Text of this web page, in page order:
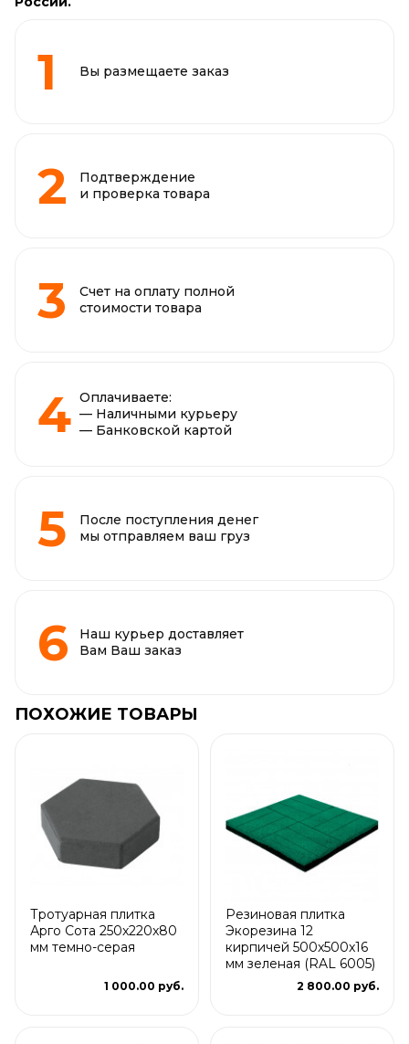
Вы размещаете заказ
Подтверждение
и проверка товара
Счет на оплату полной
стоимости товара
Оплачиваете:
— Наличными курьеру
— Банковской картой
После поступления денег
мы отправляем ваш груз
Наш курьер доставляет
Вам Ваш заказ
ПОХОЖИЕ ТОВАРЫ
Тротуарная плитка
Арго Сота 250x220x80
мм темно-серая
1 000.00 руб.
Резиновая плитка
Экорезина 12
кирпичей 500x500x16
мм зеленая (RAL 6005)
2 800.00 руб.